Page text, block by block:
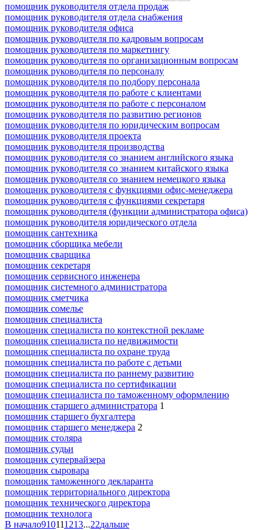
помощник руководителя отдела продаж
помощник руководителя отдела снабжения
помощник руководителя офиса
помощник руководителя по кадровым вопросам
помощник руководителя по маркетингу
помощник руководителя по организационным вопросам
помощник руководителя по персоналу
помощник руководителя по подбору персонала
помощник руководителя по работе с клиентами
помощник руководителя по работе с персоналом
помощник руководителя по развитию регионов
помощник руководителя по юридическим вопросам
помощник руководителя проекта
помощник руководителя производства
помощник руководителя со знанием английского языка
помощник руководителя со знанием китайского языка
помощник руководителя со знанием немецкого языка
помощник руководителя с функциями офис-менеджера
помощник руководителя с функциями секретаря
помощник руководителя (функции администратора офиса)
помощник руководителя юридического отдела
помощник сантехника
помощник сборщика мебели
помощник сварщика
помощник секретаря
помощник сервисного инженера
помощник системного администратора
помощник сметчика
помощник сомелье
помощник специалиста
помощник специалиста по контекстной рекламе
помощник специалиста по недвижимости
помощник специалиста по охране труда
помощник специалиста по работе с детьми
помощник специалиста по раннему развитию
помощник специалиста по сертификации
помощник специалиста по таможенному оформлению
помощник старшего администратора 1
помощник старшего бухгалтера
помощник старшего менеджера 2
помощник столяра
помощник судьи
помощник супервайзера
помощник сыровара
помощник таможенного декларанта
помощник территориального директора
помощник технического директора
помощник технолога
В начало910111213...22дальше